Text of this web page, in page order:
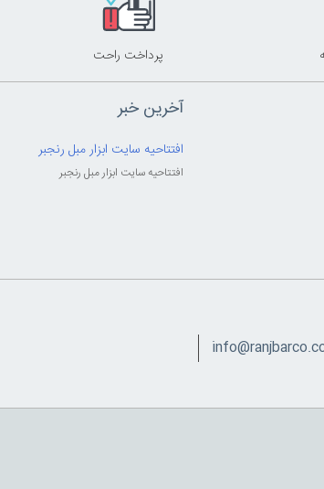
پرداخت راحت
آخرین خبر
افتتاحیه سایت ابزار مبل رنجبر
افتتاحیه سایت ابزار مبل رنجبر